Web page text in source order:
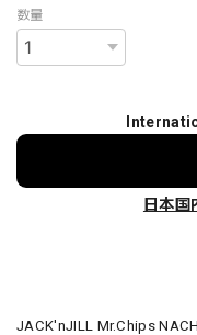
数量
日本国
JACK'nJILL Mr.Chips